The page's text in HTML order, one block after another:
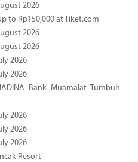
2026
to Rp150,000 at Tiket.com
2026
2026
2026
2026
Bank Muamalat Tumbuh
2026
2026
2026
Resort